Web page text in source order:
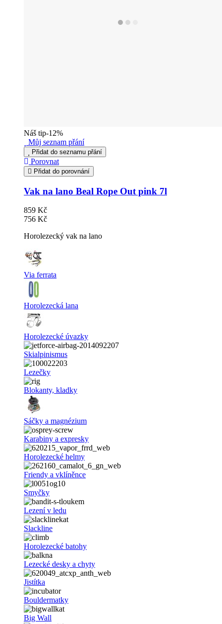
Náš tip-12%
Můj seznam přání
Přidat do seznamu přání
Porovnat
Přidat do porovnání
Vak na lano Beal Rope Out pink 7l
859 Kč
756 Kč
Horolezecký vak na lano
Via ferrata
Horolezecká lana
Horolezecké úvazky
Skialpinismus
Lezečky
Blokanty, kladky
Sáčky a magnézium
Karabiny a expresky
Horolezecké helmy
Friendy a vklíněnce
Smyčky
Lezení v ledu
Slackline
Horolezecké batohy
Lezecké desky a chyty
Jistítka
Bouldermatky
Big Wall